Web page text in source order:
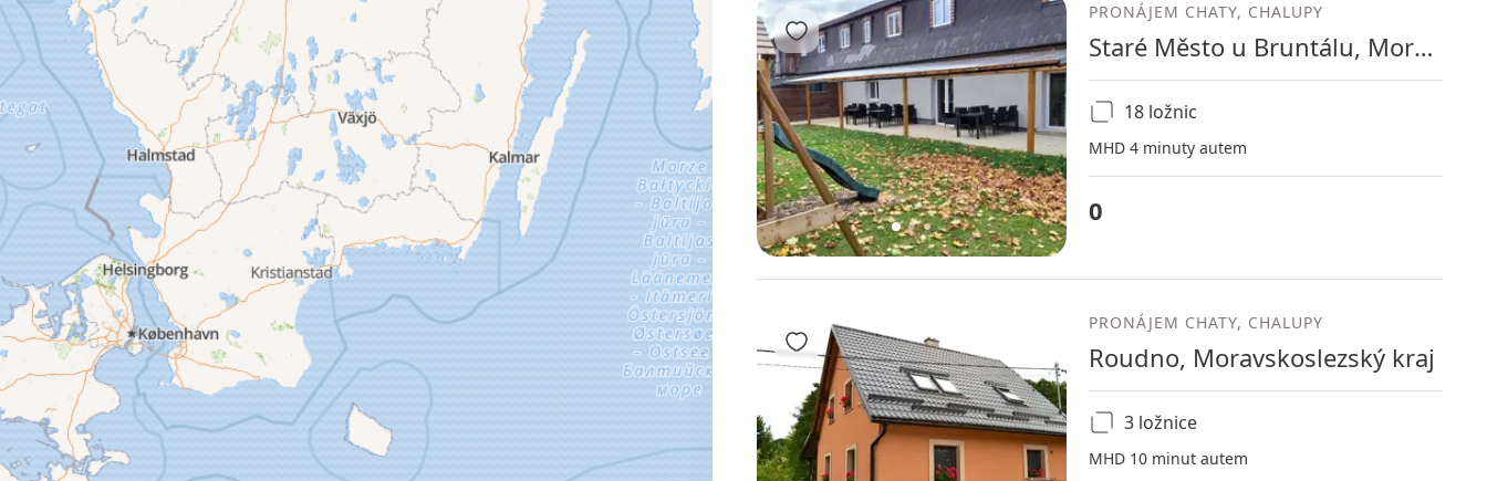
12 3
Přidat do oblíbených
PRONÁJEM CHATY, CHALUPY
Staré Město u Bruntálu, Moravskoslezský kraj
18 ložnic
MHD 4 minuty autem
0
Přidat do oblíbených
PRONÁJEM CHATY, CHALUPY
Roudno, Moravskoslezský kraj
3 ložnice
MHD 10 minut autem